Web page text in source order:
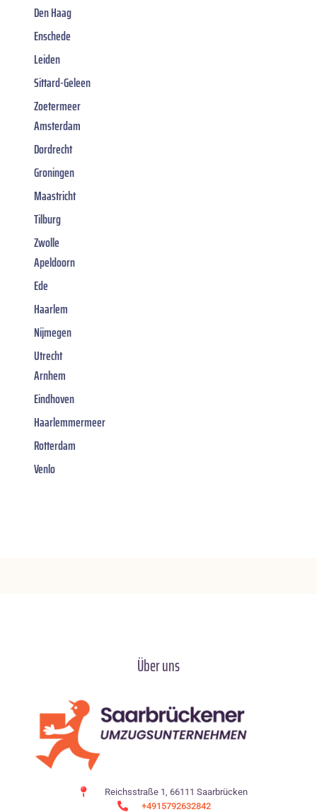
Den Haag
Enschede
Leiden
Sittard-Geleen
Zoetermeer
Amsterdam
Dordrecht
Groningen
Maastricht
Tilburg
Zwolle
Apeldoorn
Ede
Haarlem
Nijmegen
Utrecht
Arnhem
Eindhoven
Haarlemmermeer
Rotterdam
Venlo
Über uns
Reichsstraße 1, 66111 Saarbrücken
+4915792632842